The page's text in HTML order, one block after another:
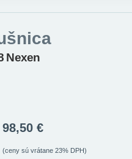
IŤ
Nexen
98,50 €
(ceny sú vrátane 23% DPH)